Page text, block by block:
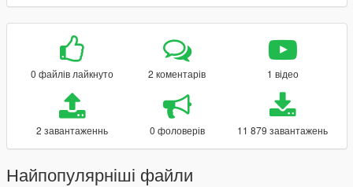
0 файлів лайкнуто 2 коментарів 1 відео
2 завантаженнь 0 фоловерів 11 879 завантажень
Найпопулярніші файли